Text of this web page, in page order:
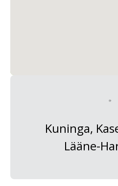
Kuninga,
Lääne-